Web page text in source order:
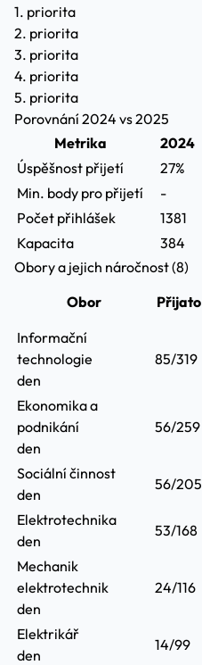
1. priorita
2. priorita
3. priorita
4. priorita
5. priorita
Porovnání 2024 vs 2025
Metrika
2024
Úspěšnost přijetí
27%
Min. body pro přijetí
-
Počet přihlášek
1381
Kapacita
384
Obory a jejich náročnost (8)
Obor
Přijato
Informační
technologie
den
85/319
Ekonomika a
podnikání
den
56/259
Sociální činnost
den
56/205
Elektrotechnika
den
53/168
Mechanik
elektrotechnik
den
24/116
Elektrikář
den
14/99